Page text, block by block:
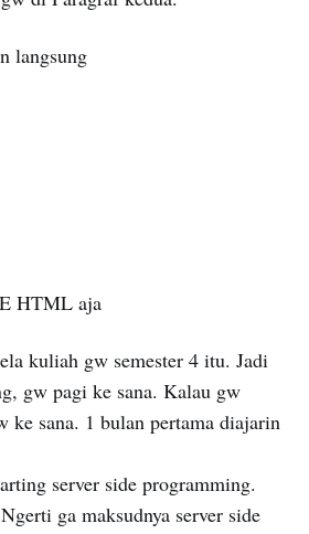
langsung
HTML aja
kuliah gw semester 4 itu. Jadi
gw pagi ke sana. Kalau gw
ke sana. 1 bulan pertama diajarin
server side programming.
ga maksudnya server side